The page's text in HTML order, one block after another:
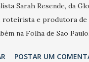
Sarah Resende, da
roteirista e produtora de
na Folha de São Paulo.
POSTAR UM